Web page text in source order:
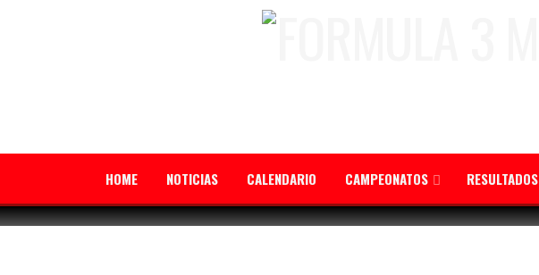
HOME NOTICIAS CALENDARIO CAMPEONATOS RESULTADOS